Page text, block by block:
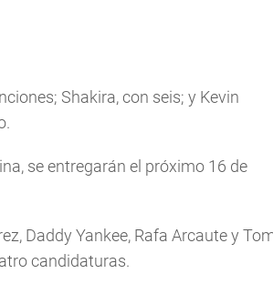
Shakira, con seis; y Kevin
se entregarán el próximo 16 de
Daddy Yankee, Rafa Arcaute y
candidaturas.